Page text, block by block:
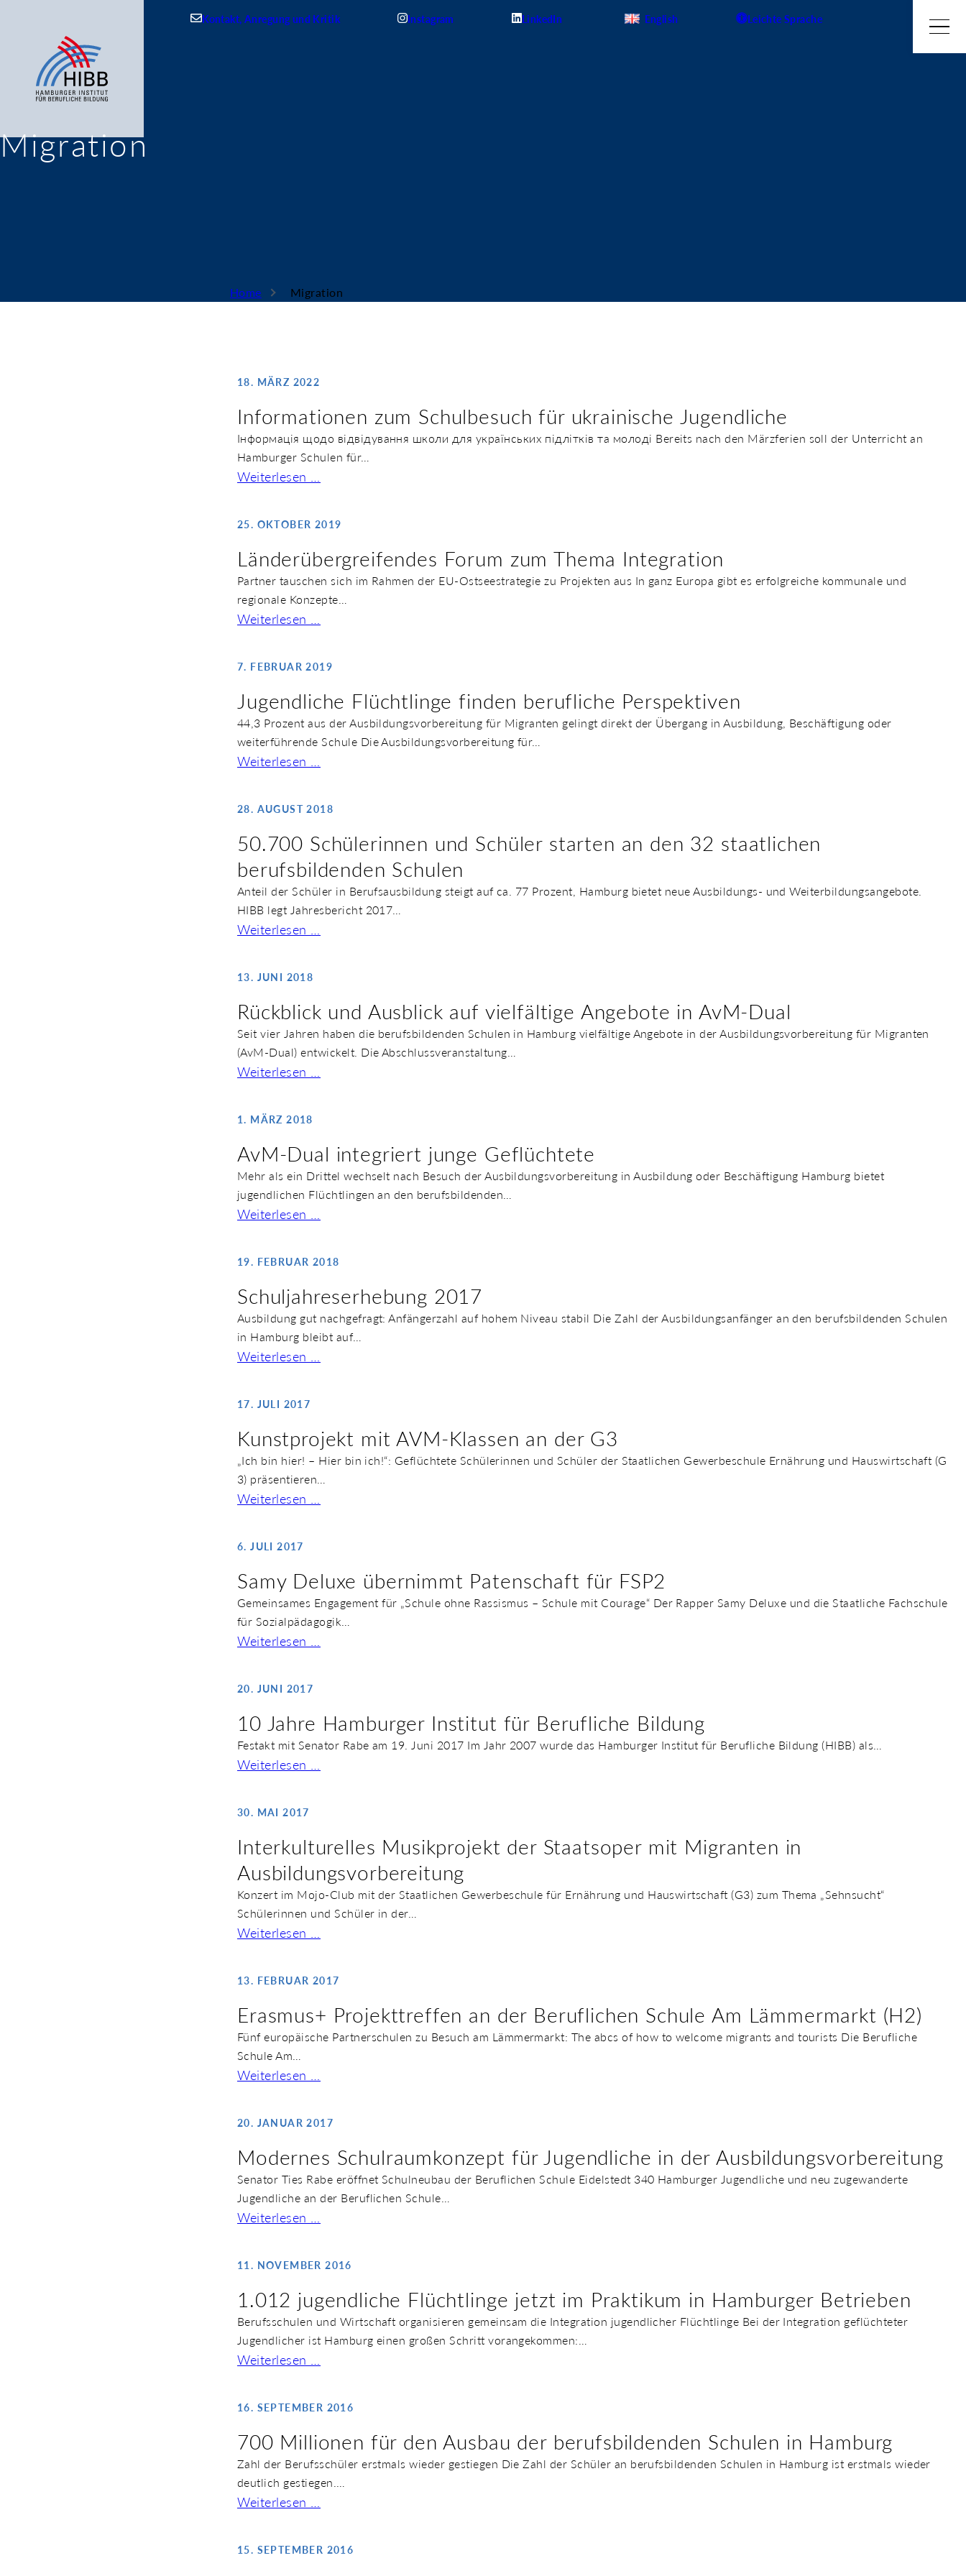
Kontakt, Anregung und Kritik Instagram LinkedIn English Leichte Sprache
Migration
Home Migration
18. MÄRZ 2022
Informationen zum Schulbesuch für ukrainische Jugendliche
Інформація щодо відвідування школи для українських підлітків та молоді Bereits nach den Märzferien soll der Unterricht an
Hamburger Schulen für…
Weiterlesen …
25. OKTOBER 2019
Länderübergreifendes Forum zum Thema Integration
Partner tauschen sich im Rahmen der EU-Ostseestrategie zu Projekten aus In ganz Europa gibt es erfolgreiche kommunale und
regionale Konzepte…
Weiterlesen …
7. FEBRUAR 2019
Jugendliche Flüchtlinge finden berufliche Perspektiven
44,3 Prozent aus der Ausbildungsvorbereitung für Migranten gelingt direkt der Übergang in Ausbildung, Beschäftigung oder
weiterführende Schule Die Ausbildungsvorbereitung für…
Weiterlesen …
28. AUGUST 2018
50.700 Schülerinnen und Schüler starten an den 32 staatlichen
berufsbildenden Schulen
Anteil der Schüler in Berufsausbildung steigt auf ca. 77 Prozent, Hamburg bietet neue Ausbildungs- und Weiterbildungsangebote.
HIBB legt Jahresbericht 2017…
Weiterlesen …
13. JUNI 2018
Rückblick und Ausblick auf vielfältige Angebote in AvM-Dual
Seit vier Jahren haben die berufsbildenden Schulen in Hamburg vielfältige Angebote in der Ausbildungsvorbereitung für Migranten
(AvM-Dual) entwickelt. Die Abschlussveranstaltung…
Weiterlesen …
1. MÄRZ 2018
AvM-Dual integriert junge Geflüchtete
Mehr als ein Drittel wechselt nach Besuch der Ausbildungsvorbereitung in Ausbildung oder Beschäftigung Hamburg bietet
jugendlichen Flüchtlingen an den berufsbildenden…
Weiterlesen …
19. FEBRUAR 2018
Schuljahreserhebung 2017
Ausbildung gut nachgefragt: Anfängerzahl auf hohem Niveau stabil Die Zahl der Ausbildungsanfänger an den berufsbildenden Schulen
in Hamburg bleibt auf…
Weiterlesen …
17. JULI 2017
Kunstprojekt mit AVM-Klassen an der G3
„Ich bin hier! – Hier bin ich!“: Geflüchtete Schülerinnen und Schüler der Staatlichen Gewerbeschule Ernährung und Hauswirtschaft (G
3) präsentieren…
Weiterlesen …
6. JULI 2017
Samy Deluxe übernimmt Patenschaft für FSP2
Gemeinsames Engagement für „Schule ohne Rassismus – Schule mit Courage“ Der Rapper Samy Deluxe und die Staatliche Fachschule
für Sozialpädagogik…
Weiterlesen …
20. JUNI 2017
10 Jahre Hamburger Institut für Berufliche Bildung
Festakt mit Senator Rabe am 19. Juni 2017 Im Jahr 2007 wurde das Hamburger Institut für Berufliche Bildung (HIBB) als…
Weiterlesen …
30. MAI 2017
Interkulturelles Musikprojekt der Staatsoper mit Migranten in
Ausbildungsvorbereitung
Konzert im Mojo-Club mit der Staatlichen Gewerbeschule für Ernährung und Hauswirtschaft (G3) zum Thema „Sehnsucht“
Schülerinnen und Schüler in der…
Weiterlesen …
13. FEBRUAR 2017
Erasmus+ Projekttreffen an der Beruflichen Schule Am Lämmermarkt (H2)
Fünf europäische Partnerschulen zu Besuch am Lämmermarkt: The abcs of how to welcome migrants and tourists Die Berufliche
Schule Am…
Weiterlesen …
20. JANUAR 2017
Modernes Schulraumkonzept für Jugendliche in der Ausbildungsvorbereitung
Senator Ties Rabe eröffnet Schulneubau der Beruflichen Schule Eidelstedt 340 Hamburger Jugendliche und neu zugewanderte
Jugendliche an der Beruflichen Schule…
Weiterlesen …
11. NOVEMBER 2016
1.012 jugendliche Flüchtlinge jetzt im Praktikum in Hamburger Betrieben
Berufsschulen und Wirtschaft organisieren gemeinsam die Integration jugendlicher Flüchtlinge Bei der Integration geflüchteter
Jugendlicher ist Hamburg einen großen Schritt vorangekommen:…
Weiterlesen …
16. SEPTEMBER 2016
700 Millionen für den Ausbau der berufsbildenden Schulen in Hamburg
Zahl der Berufsschüler erstmals wieder gestiegen Die Zahl der Schüler an berufsbildenden Schulen in Hamburg ist erstmals wieder
deutlich gestiegen.…
Weiterlesen …
15. SEPTEMBER 2016